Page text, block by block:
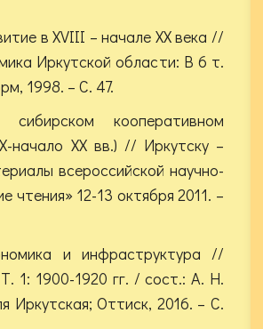
в XVIII – начале XX века //
Иркутской области: В 6 т.
1998. – С. 47.
кооперативном
начало XX вв.) // Иркутску –
всероссийской научно-
чтения» 12-13 октября 2011. –
и инфраструктура //
1: 1900-1920 гг. / сост.: А. Н.
Иркутская; Оттиск, 2016. – С.